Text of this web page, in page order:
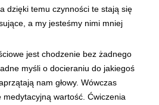
dzięki temu czynności te stają się
a my jesteśmy nimi mniej
jest chodzenie bez żadnego
myśli o docieraniu do jakiegoś
nam głowy. Wówczas
wartość. Ćwiczenia